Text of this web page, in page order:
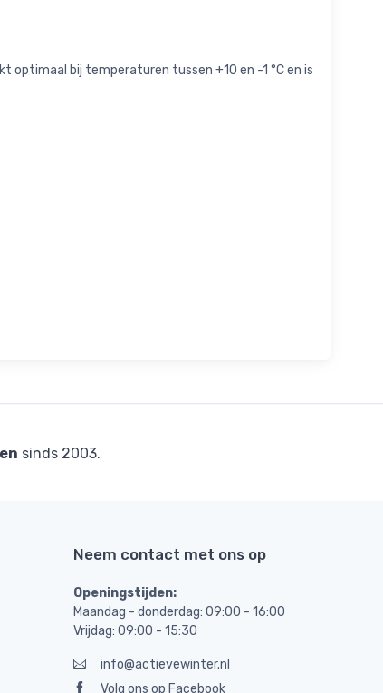
optimaal bij temperaturen tussen +10 en -1 °C en is
sinds 2003.
Neem contact met ons op
Openingstijden:
Maandag - donderdag: 09:00 - 16:00
Vrijdag: 09:00 - 15:30
info@actievewinter.nl
Volg ons op Facebook